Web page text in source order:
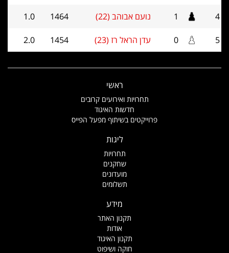
4
1 נועם אבוהב (22) 1464
1.0
5
0 עדן הראל רז (23) 1454
2.0
ראשי
תחרויות ואירועים קרובים
חדשות האיגוד
פרוייקטים בשיתוף מפעל הפייס
ליגות
תחרויות
שחקנים
מועדונים
תשלומים
מידע
תקנון האתר
אודות
תקנון האיגוד
חוקה ושיפוט